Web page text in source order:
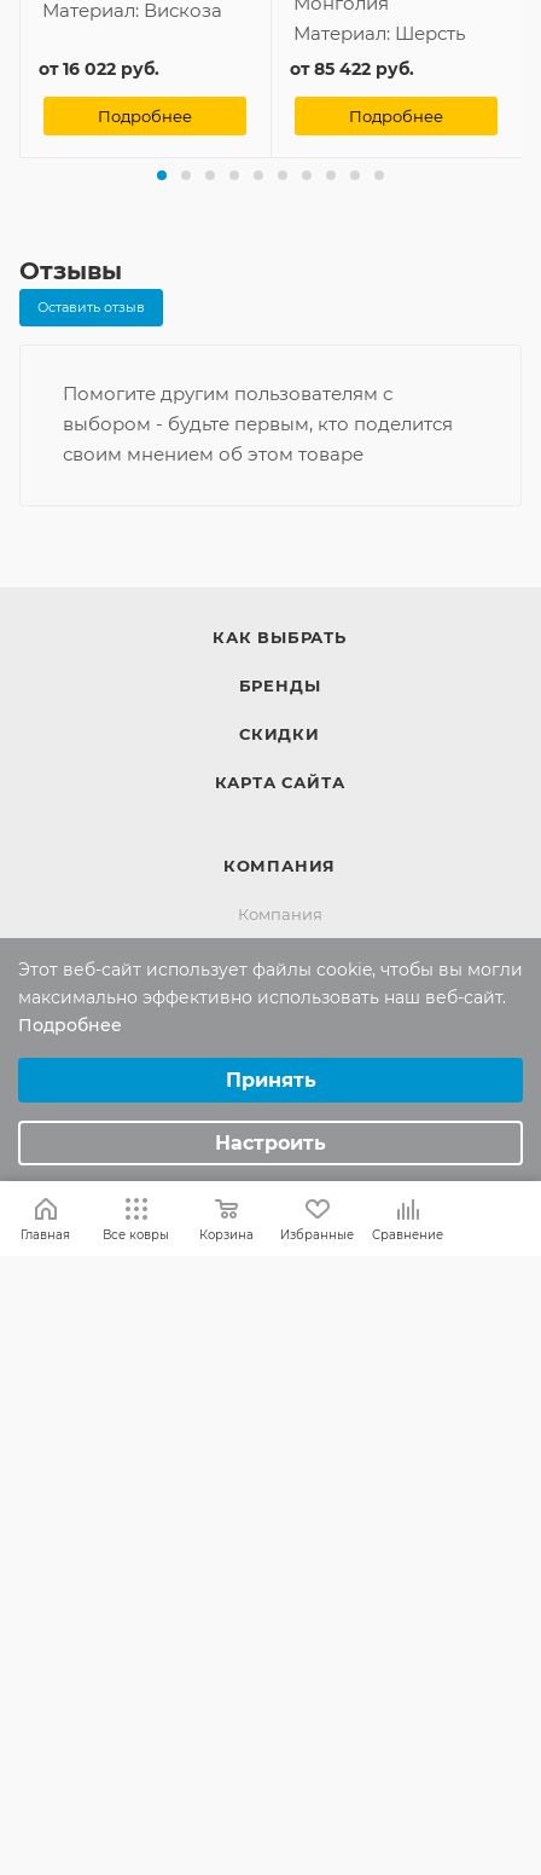
Материал: Вискоза
от16 022 руб.
Подробнее
Материал: Шерсть
от85 422 руб.
Подробнее
Отзывы
Оставить отзыв
Помогите другим пользователям с
выбором - будьте первым, кто поделится
своим мнением об этом товаре
КАК ВЫБРАТЬ
БРЕНДЫ
СКИДКИ
КАРТА САЙТА
КОМПАНИЯ
Компания
Вопросы и ответы
Политика конфиденциальности
ПОМОЩЬ
Главная Все ковры Корзина Избранные Сравнение
Этот веб-сайт использует файлы cookie, чтобы вы могли
максимально эффективно использовать наш веб-сайт.
Подробнее
Аналитические/Функциональные
Принять
Настроить